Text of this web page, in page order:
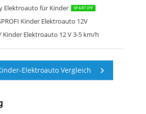
Elektroauto für Kinder SPARTIPP
Kinder Elektroauto 12V
Kinder Elektroauto 12 V 3-5 km/h
Elektroauto Vergleich